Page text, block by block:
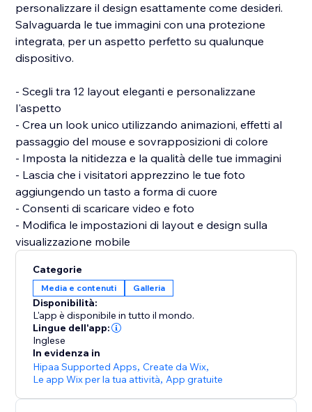
personalizzare il design esattamente come desideri.
Salvaguarda le tue immagini con una protezione
integrata, per un aspetto perfetto su qualunque
dispositivo.
- Scegli tra 12 layout eleganti e personalizzane
l'aspetto
- Crea un look unico utilizzando animazioni, effetti al
passaggio del mouse e sovrapposizioni di colore
- Imposta la nitidezza e la qualità delle tue immagini
- Lascia che i visitatori apprezzino le tue foto
aggiungendo un tasto a forma di cuore
- Consenti di scaricare video e foto
- Modifica le impostazioni di layout e design sulla
Categorie
Media e contenuti Galleria
Disponibilità:
L'app è disponibile in tutto il mondo.
Lingue dell'app:
Inglese
In evidenza in
Hipaa Supported Apps,Create da Wix,
Le app Wix per la tua attività, App gratuite